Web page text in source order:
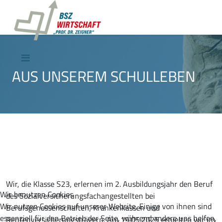
AUS UNSEREM SCHULLEBEN
Wir, die Klasse S23, erlernen im 2. Ausbildungsjahr den Beruf
des Sozialversicherungsfachangestellten bei
Berufsgenossenschaften, Krankenkassen und
Rentenversicherungsträgern. Am 19.05.2025 erhielten wir im
Wir benutzen Cookies
Wir nutzen Cookies auf unserer Website. Einige von ihnen sind
essenziell für den Betrieb der Seite, während andere uns helfen,